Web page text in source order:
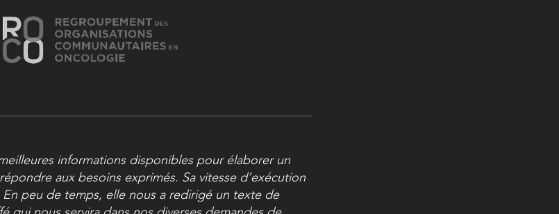
informations disponibles pour élaborer un
aux besoins exprimés. Sa vitesse d’exécution
peu de temps, elle nous a redirigé un texte de